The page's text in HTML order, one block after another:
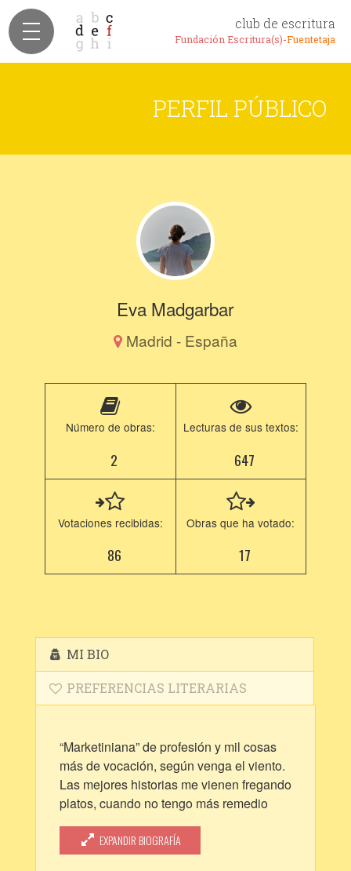
club de escritura
Fundación Escritura(s)-Fuentetaja
PERFIL PÚBLICO
Eva Madgarbar
Madrid - España
Número de obras:
2
Lecturas de sus textos:
647
Votaciones recibidas:
86
Obras que ha votado:
17
MI BIO
PREFERENCIAS LITERARIAS
“Marketiniana” de profesión y mil cosas
más de vocación, según venga el viento.
Las mejores historias me vienen fregando
platos, cuando no tengo más remedio
que estar a solas conmigo misma.
EXPANDIR BIOGRAFÍA